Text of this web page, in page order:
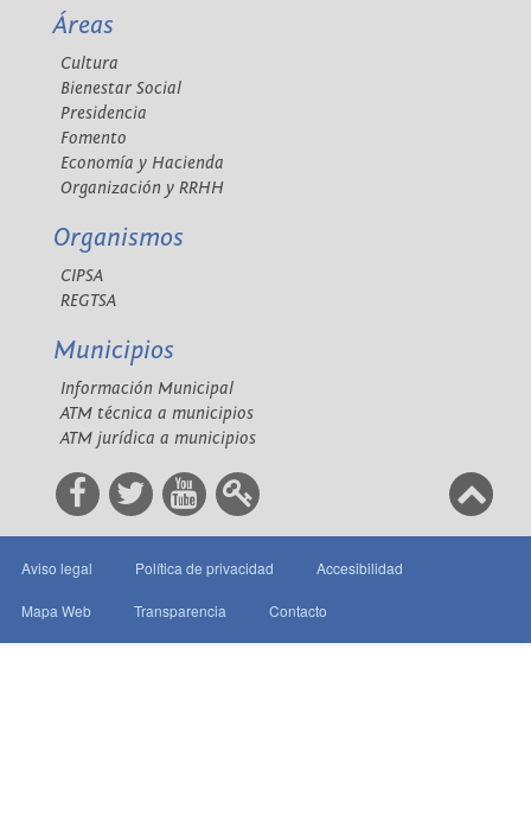
Áreas
Cultura
Bienestar Social
Presidencia
Fomento
Economía y Hacienda
Organización y RRHH
Organismos
CIPSA
REGTSA
Municipios
Información Municipal
ATM técnica a municipios
ATM jurídica a municipios
Aviso legal Política de privacidad Accesibilidad
Mapa Web Transparencia Contacto